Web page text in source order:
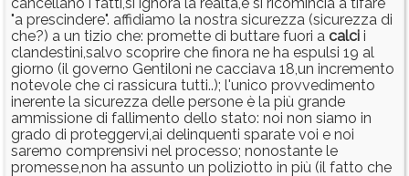
cancellano i fatti,si ignora la realtà,e si ricomincia a tifare
"a prescindere". affidiamo la nostra sicurezza (sicurezza di
che?) a un tizio che: promette di buttare fuori a calci i
clandestini,salvo scoprire che finora ne ha espulsi 19 al
giorno (il governo Gentiloni ne cacciava 18,un incremento
notevole che ci rassicura tutti..); l'unico provvedimento
inerente la sicurezza delle persone è la più grande
ammissione di fallimento dello stato: noi non siamo in
grado di proteggervi,ai delinquenti sparate voi e noi
saremo comprensivi nel processo; nonostante le
promesse,non ha assunto un poliziotto in più (il fatto che